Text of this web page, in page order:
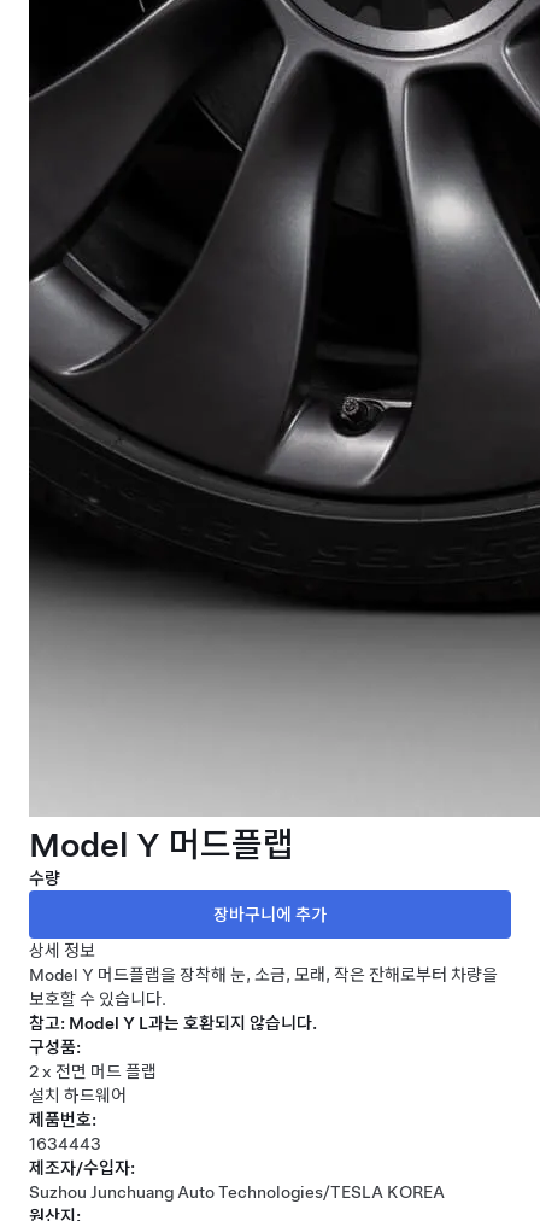
Model Y 머드플랩
수량
상세 정보
Model Y 머드플랩을 장착해 눈, 소금, 모래, 작은 잔해로부터 차량을
보호할 수 있습니다.
참고: Model Y L과는 호환되지 않습니다.
구성품:
2 x 전면 머드 플랩
설치 하드웨어
제품번호:
1634443
제조자/수입자:
Suzhou Junchuang Auto Technologies/TESLA KOREA
원산지: